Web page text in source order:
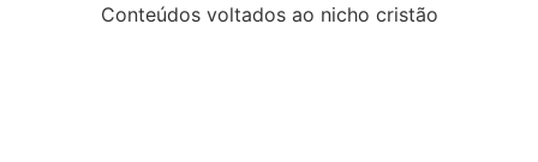
Conteúdos voltados ao nicho cristão